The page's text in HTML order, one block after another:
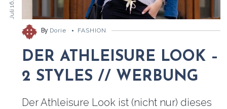
By Dorie FASHION
DER ATHLEISURE LOOK –
2 STYLES // WERBUNG
Der Athleisure Look ist (nicht nur) dieses